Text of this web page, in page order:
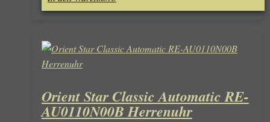
Orient Star Classic Automatic RE-
AU0110N00B Herrenuhr